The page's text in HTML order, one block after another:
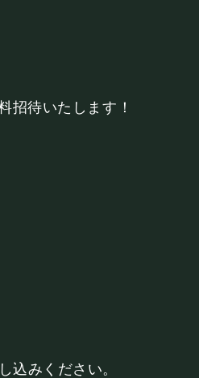
招待いたします！
込みください。